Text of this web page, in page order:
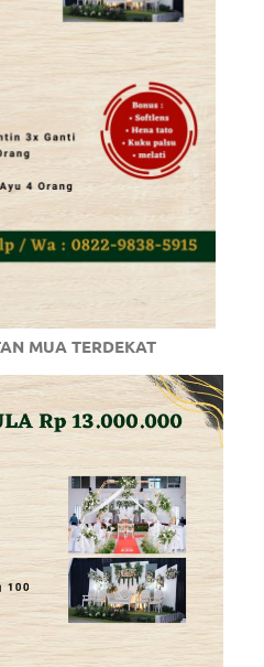
MUA TERDEKAT